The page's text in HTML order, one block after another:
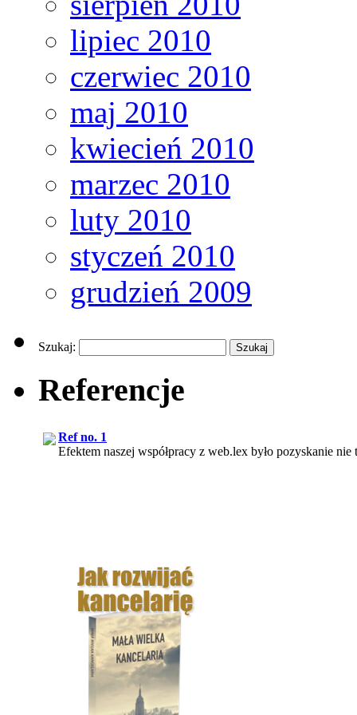
lipiec 2010
czerwiec 2010
maj 2010
kwiecień 2010
marzec 2010
luty 2010
styczeń 2010
grudzień 2009
Szukaj:
Referencje
Ref no. 1
Efektem naszej współpracy z web.lex było pozyskanie
Korzystanie z usług pana Rafała Chmielewskiego,
Ref no. 5
Z mojego punktu widzenia usługi świadczone przez